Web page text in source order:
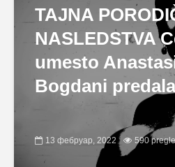
TAJNA
NASLEDSTVA
umesto
Bogdani
13 фебруар, 2022 590